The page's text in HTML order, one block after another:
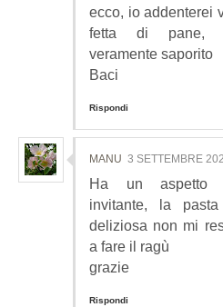
ecco, io addenterei
fetta di pane,
veramente saporito
Baci
Rispondi
MANU 3 SETTEMBRE
Ha un aspetto
invitante, la
deliziosa non mi
a fare il ragù
grazie
Rispondi